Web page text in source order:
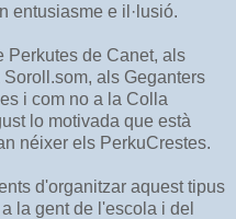
entusiasme e il·lusió.
Perkutes de Canet, als
als Geganters
i com no a la Colla
lo motivada que està
néixer els PerkuCrestes.
d'organitzar aquest tipus
la gent de l'escola i del